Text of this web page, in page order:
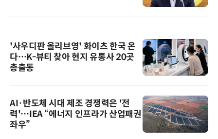
'사우디판 올리브영' 화이츠 한국 온
다…K-뷰티 찾아 현지 유통사 20곳
총출동
AI·반도체 시대 제조 경쟁력은 '전
력'…IEA “에너지 인프라가 산업패권
좌우”